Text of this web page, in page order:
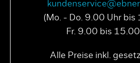
(Mo. - Do. 9.00 Uhr bis
Fr. 9.00 bis
Alle Preise inkl.